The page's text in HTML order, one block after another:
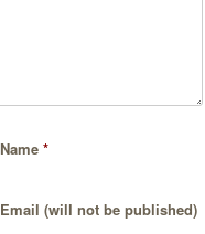
Name*
Email (will not be published)